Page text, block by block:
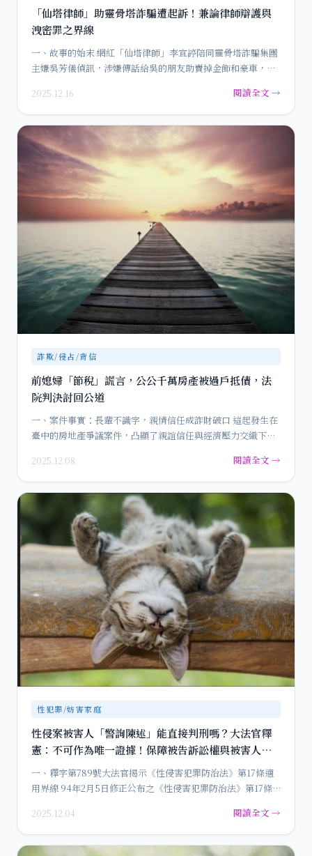
「仙塔律師」助靈骨塔詐騙遭起訴！兼論律師辯護與
洩密罪之界線
一、故事的始末 網紅「仙塔律師」李宜諪陪同靈骨塔詐騙集團
主嫌吳芳儀偵訊，涉嫌傳話給吳的朋友助賣掉金飾和豪車，律
2025.12.16 閱讀全文 →
詐欺/侵占/背信
前媳婦「節稅」謊言，公公千萬房產被過戶抵債，法
院判決討回公道
一、案件事實：長輩不識字，親情信任成詐財破口 這起發生在
臺中的房地產爭議案件，凸顯了親誼信任與經濟壓力交織下的
2025.12.08 閱讀全文 →
性犯罪/妨害家庭
性侵案被害人「警詢陳述」能直接判刑嗎？大法官釋
憲：不可作為唯一證據！保障被告訴訟權與被害人保
護的重大平衡點
一、釋字第789號大法官揭示《性侵害犯罪防治法》第17條適
用界線 94年2月5日修正公布之《性侵害犯罪防治法》第17條…
2025.12.04 閱讀全文 →